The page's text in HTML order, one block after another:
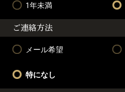
1年未満
ご連絡方法
メール希望
特になし